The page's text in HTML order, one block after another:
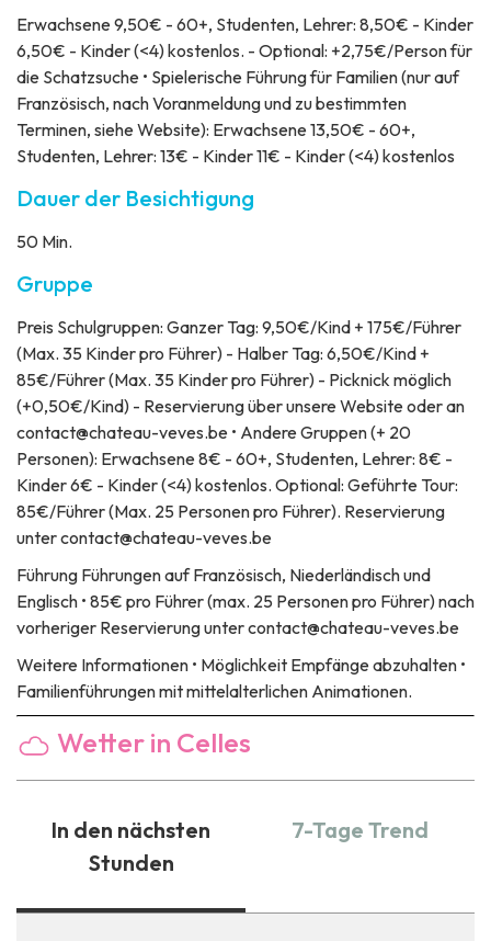
Erwachsene 9,50€ - 60+, Studenten, Lehrer: 8,50€ - Kinder
6,50€ - Kinder (<4) kostenlos. - Optional: +2,75€/Person für
die Schatzsuche • Spielerische Führung für Familien (nur auf
Französisch, nach Voranmeldung und zu bestimmten
Terminen, siehe Website): Erwachsene 13,50€ - 60+,
Studenten, Lehrer: 13€ - Kinder 11€ - Kinder (<4) kostenlos
Dauer der Besichtigung
50 Min.
Gruppe
Preis Schulgruppen: Ganzer Tag: 9,50€/Kind + 175€/Führer
(Max. 35 Kinder pro Führer) - Halber Tag: 6,50€/Kind +
85€/Führer (Max. 35 Kinder pro Führer) - Picknick möglich
(+0,50€/Kind) - Reservierung über unsere Website oder an
contact@chateau-veves.be • Andere Gruppen (+ 20
Personen): Erwachsene 8€ - 60+, Studenten, Lehrer: 8€ -
Kinder 6€ - Kinder (<4) kostenlos. Optional: Geführte Tour:
85€/Führer (Max. 25 Personen pro Führer). Reservierung
unter contact@chateau-veves.be
Führung Führungen auf Französisch, Niederländisch und
Englisch • 85€ pro Führer (max. 25 Personen pro Führer) nach
vorheriger Reservierung unter contact@chateau-veves.be
Weitere Informationen • Möglichkeit Empfänge abzuhalten •
Familienführungen mit mittelalterlichen Animationen.
Wetter in Celles
In den nächsten
Stunden
7-Tage Trend